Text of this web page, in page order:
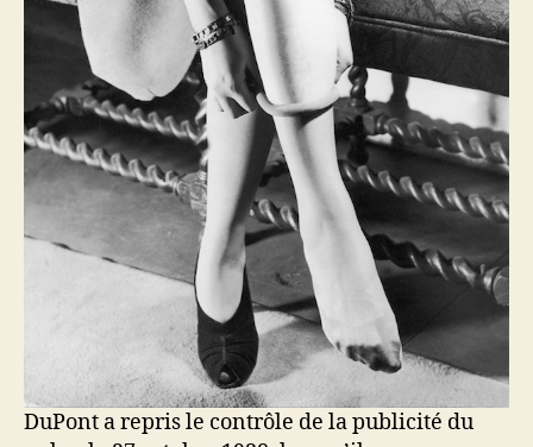
DuPont a repris le contrôle de la publicité du